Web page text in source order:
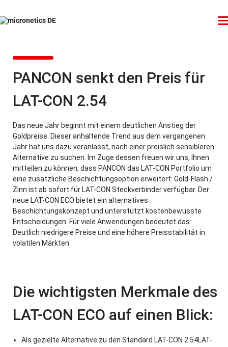
PANCON senkt den Preis für
LAT-CON 2.54
Das neue Jahr beginnt mit einem deutlichen Anstieg der
Goldpreise. Dieser anhaltende Trend aus dem vergangenen
Jahr hat uns dazu veranlasst, nach einer preislich sensibleren
Alternative zu suchen. Im Zuge dessen freuen wir uns, Ihnen
mitteilen zu können, dass PANCON das LAT-CON Portfolio um
eine zusätzliche Beschichtungsoption erweitert: Gold-Flash /
Zinn ist ab sofort für LAT-CON Steckverbinder verfügbar. Der
neue LAT-CON ECO bietet ein alternatives
Beschichtungskonzept und unterstützt kostenbewusste
Entscheidungen. Für viele Anwendungen bedeutet das:
Deutlich niedrigere Preise und eine höhere Preisstabilität in
volatilen Märkten.
Die wichtigsten Merkmale des
LAT-CON ECO auf einen Blick:
Als gezielte Alternative zu den Standard LAT-CON 2.54LAT-